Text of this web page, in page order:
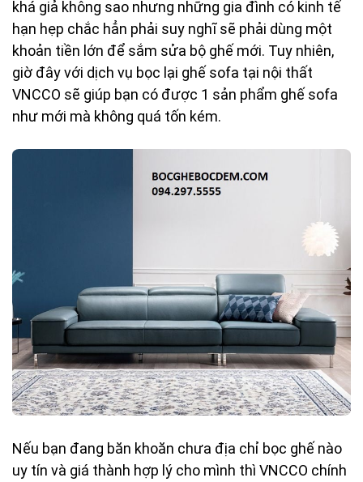
khá giả không sao nhưng những gia đình có kinh tế
hạn hẹp chắc hẳn phải suy nghĩ sẽ phải dùng một
khoản tiền lớn để sắm sửa bộ ghế mới. Tuy nhiên,
giờ đây với dịch vụ bọc lại ghế sofa tại nội thất
VNCCO sẽ giúp bạn có được 1 sản phẩm ghế sofa
như mới mà không quá tốn kém.
Nếu bạn đang băn khoăn chưa địa chỉ bọc ghế nào
uy tín và giá thành hợp lý cho mình thì VNCCO chính